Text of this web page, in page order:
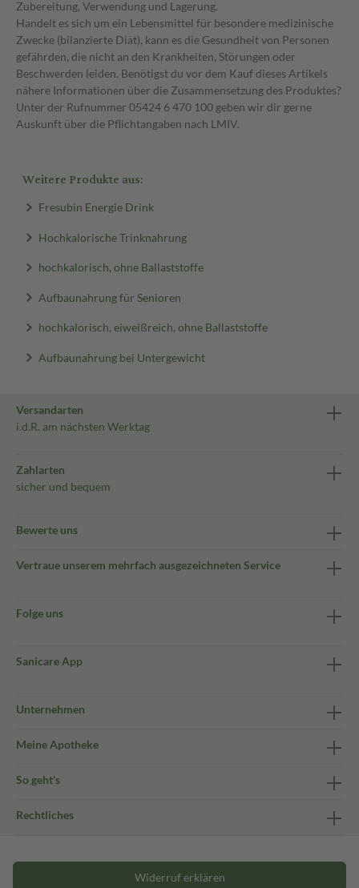
Zubereitung, Verwendung und Lagerung.
Handelt es sich um ein Lebensmittel für besondere medizinische
Zwecke (bilanzierte Diät), kann es die Gesundheit von Personen
gefährden, die nicht an den Krankheiten, Störungen oder
Beschwerden leiden. Benötigst du vor dem Kauf dieses Artikels
nähere Informationen über die Zusammensetzung des Produktes?
Unter der Rufnummer 05424 6 470 100 geben wir dir gerne
Auskunft über die Pflichtangaben nach LMIV.
Weitere Produkte aus:
Fresubin Energie Drink
Hochkalorische Trinknahrung
hochkalorisch, ohne Ballaststoffe
Aufbaunahrung für Senioren
hochkalorisch, eiweißreich, ohne Ballaststoffe
Aufbaunahrung bei Untergewicht
Versandarten
i.d.R. am nächsten Werktag
Zahlarten
sicher und bequem
Bewerte uns
Vertraue unserem mehrfach ausgezeichneten Service
Folge uns
Sanicare App
Unternehmen
Meine Apotheke
So geht's
Rechtliches
Widerruf erklären